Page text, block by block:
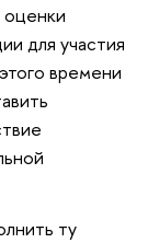
для участия
времени
ту